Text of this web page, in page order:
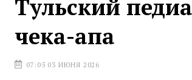
Тульский
чека-апа
07:05 03 ИЮНЯ 2026